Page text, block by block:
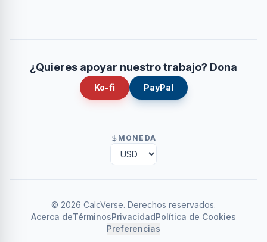
¿Quieres apoyar nuestro trabajo? Dona
Ko-fi PayPal
MONEDA
© 2026 CalcVerse. Derechos reservados.
Acerca deTérminosPrivacidadPolítica de Cookies
Preferencias